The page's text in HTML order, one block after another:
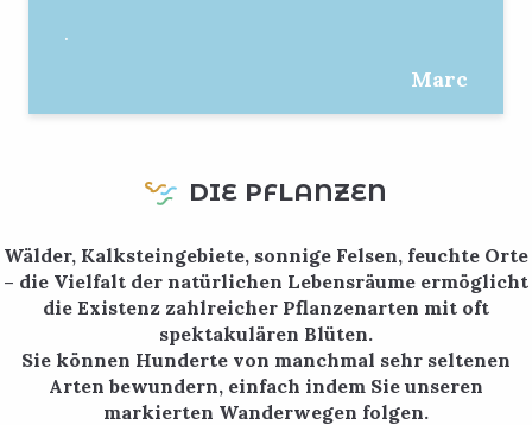
.
Marc
DIE PFLANZEN
Wälder, Kalksteingebiete, sonnige Felsen, feuchte Orte
– die Vielfalt der natürlichen Lebensräume ermöglicht
die Existenz zahlreicher Pflanzenarten mit oft
spektakulären Blüten.
Sie können Hunderte von manchmal sehr seltenen
Arten bewundern, einfach indem Sie unseren
markierten Wanderwegen folgen.